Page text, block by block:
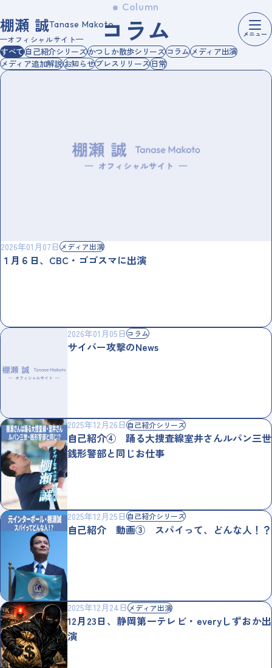
棚瀬 誠Tanase Makoto
オフィシャルサイト メニュー
Column
コ ラム
すべて自己紹介シリーズかつしか散歩シリーズコラムメディア出演
メディア追加解説お知らせプレスリリース日常
2026年01月07日 メディア出演
１月６日、CBC・ゴゴスマに出演
2026年01月05日 コラム
サイバー攻撃のNews
2025年12月26日 自己紹介シリーズ
自己紹介④ 踊る大捜査線室井さんルパン三世
銭形警部と同じお仕事
2025年12月25日 自己紹介シリーズ
自己紹介 動画③ スパイって、どんな人！？
2025年12月24日 メディア出演
12月23日、静岡第一テレビ・everyしずおか出
演